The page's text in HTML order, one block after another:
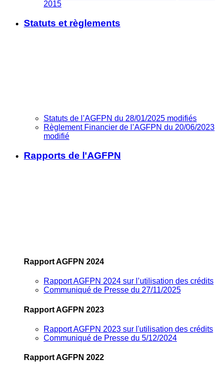
2015
Statuts et règlements
Statuts de l’AGFPN du 28/01/2025 modifiés
Règlement Financier de l’AGFPN du 20/06/2023
modifié
Rapports de l'AGFPN
Rapport AGFPN 2024
Rapport AGFPN 2024 sur l’utilisation des crédits
Communiqué de Presse du 27/11/2025
Rapport AGFPN 2023
Rapport AGFPN 2023 sur l'utilisation des crédits
Communiqué de Presse du 5/12/2024
Rapport AGFPN 2022